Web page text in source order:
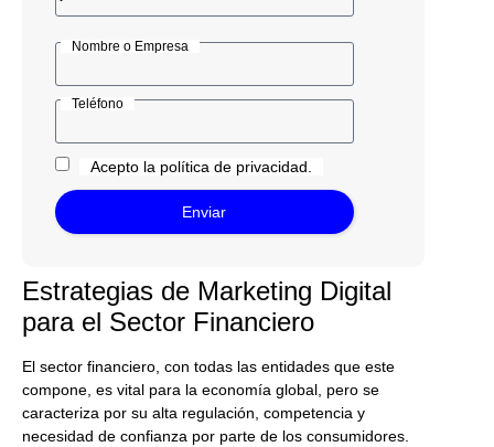
Nombre o Empresa
Teléfono
Acepto la política de privacidad.
Enviar
Estrategias de Marketing Digital
para el Sector Financiero
El sector financiero, con todas las entidades que este
compone, es vital para la economía global, pero se
caracteriza por su alta regulación, competencia y
necesidad de confianza por parte de los consumidores.